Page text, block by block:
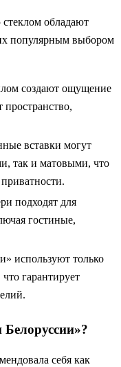
обладают
популярным выбором
создают ощущение
пространство,
вставки могут
так и матовыми, что
подходят для
гостиные,
используют только
гарантирует
себя как